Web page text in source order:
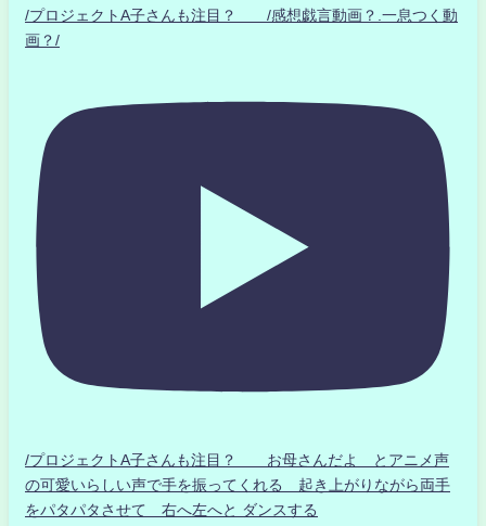
/プロジェクトA子さんも注目？ /感想戯言動画？.一息つく動
画？/
/プロジェクトA子さんも注目？ お母さんだよ とアニメ声
の可愛いらしい声で手を振ってくれる 起き上がりながら両手
をパタパタさせて 右へ左へと ダンスする